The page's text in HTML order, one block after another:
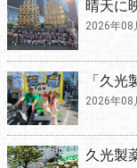
晴天に
2026年08
「久光
2026年08
久光製